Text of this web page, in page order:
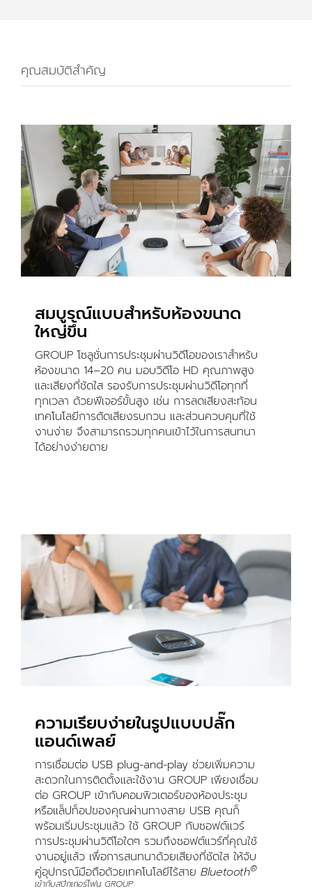
คุณสมบัติสำคัญ
สมบูรณ์แบบสำหรับห้องขนาด
ใหญ่ขึ้น
GROUP โซลูชั่นการประชุมผ่านวิดีโอของเราสำหร้บ
ห้องขนาด 14–20 คน มอบวิดีโอ HD คุณภาพสูง
และเสียงที่ชัดใส รองรับการประชุมผ่านวิดีโอทุกที่
ทุกเวลา ด้วยฟีเจอร์ขั้นสูง เช่น การลดเสียงสะท้อน
เทคโนโลยีการตัดเสียงรบกวน และส่วนควบคุมที่ใช้
งานง่าย จึงสามารถรวมทุกคนเข้าไว้ในการสนทนา
ได้อย่างง่ายดาย
ความเรียบง่ายในรูปแบบปลั๊ก
แอนด์เพลย์
การเชื่อมต่อ USB plug-and-play ช่วยเพิ่มความ
สะดวกในการติดตั้งและใช้งาน GROUP เพียงเชื่อม
ต่อ GROUP เข้ากับคอมพิวเตอร์ของห้องประชุม
หรือแล็ปท็อปของคุณผ่านทางสาย USB คุณก็
พร้อมเริ่มประชุมแล้ว ใช้ GROUP กับซอฟต์แวร์
การประชุมผ่านวิดีโอใดๆ รวมถึงซอฟต์แวร์ที่คุณใช้
งานอยู่แล้ว เพื่อการสนทนาด้วยเสียงที่ชัดใส ให้จับ
คู่อุปกรณ์มือถือด้วยเทคโนโลยีไร้สาย Bluetooth®
เข้ากับสปีกเกอร์โฟน GROUP